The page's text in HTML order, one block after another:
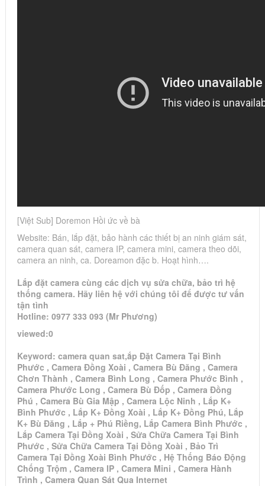
[Việt Sub] Doremon Hồi ức về bà
Website: Bán, lắp đặt, bảo hành các thiết bị an ninh giám sát,
camera quan sát, camera IP, camera mini, camera theo dõi,
camera an ninh, ca. Doreamon đặc b. Hoạt hình….
Lắp đặt camera cùng các dịch vụ sửa chữa, bảo trì hệ
thống camera. Hãy liên hệ với chúng tôi để được tư vấn
tận tình
Hotline: 0977 333 093 (Mr Phương)
viewed:0
Keyword: camera quan sat,ắp Đặt Camera Tại Bình
Phước , Camera Đồng Xoài , Camera Bù Đăng , Camera
Chơn Thành , Camera Bình Long , Camera Phước Bình ,
Camera Phước Long , Camera Bù Đốp , Camera Đồng
Phú , Camera Bù Gia Mập , Camera Lộc Ninh , Lắp K+
Bình Phước , Lắp K+ Đồng Xoài , Lắp K+ Đồng Phú, Lắp
K+ Bù Đăng , Lắp + Phú Riềng, Lắp Camera Bình Phước ,
Lắp Camera Tại Đồng Xoài , Sửa Chữa Camera Tại Bình
Phước , Sửa Chữa Camera Tại Đồng Xoài , Bảo Trì
Camera Tại Đồng Xoài Bình Phước , Hệ Thống Báo Động
Chống Trộm , Camera IP , Camera Mini , Camera Hành
Trình , Camera Quan Sát Qua Internet